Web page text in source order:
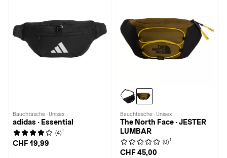
Bauchtasche · Unisex
adidas · Essential
(4) 1
CHF 19,99
Bauchtasche · Unisex
The North Face · JESTER
LUMBAR
(0) 1
CHF 45,00